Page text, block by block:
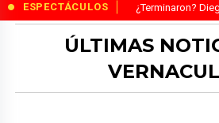
ESPECTÁCULOS ¿Terminaron?
ÚLTIMAS